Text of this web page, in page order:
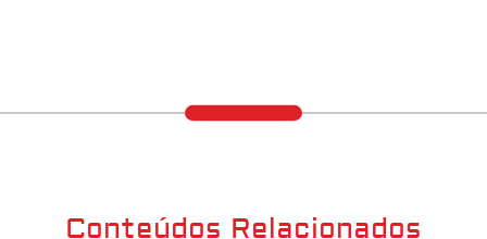
Conteúdos Relacionados